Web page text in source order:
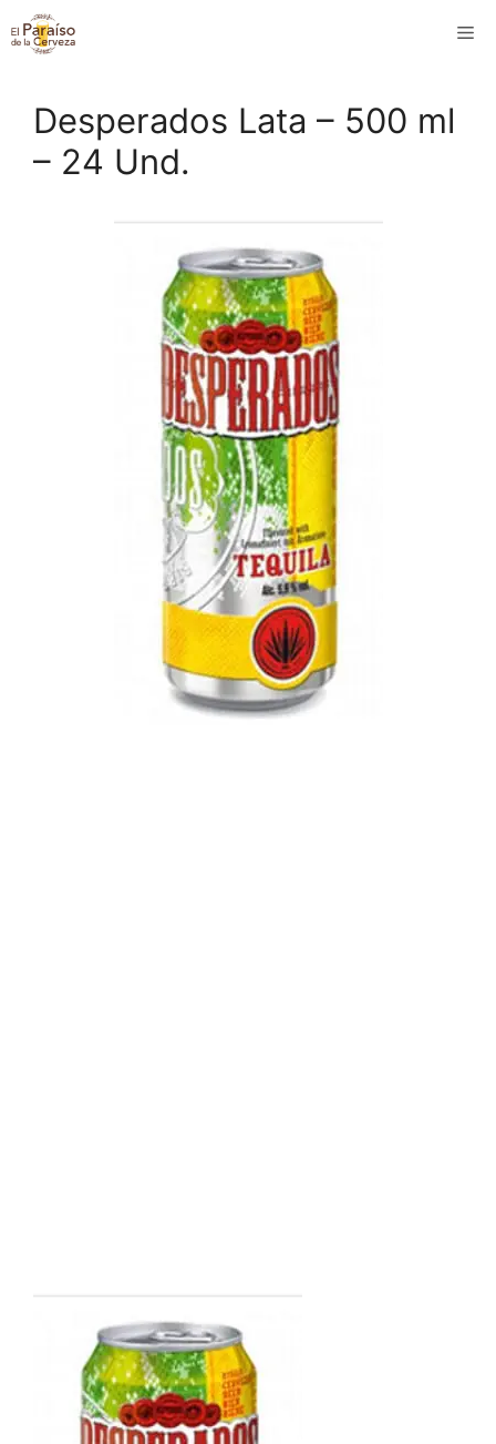
Saltar
al
Desperados Lata – 500 ml
– 24 Und.